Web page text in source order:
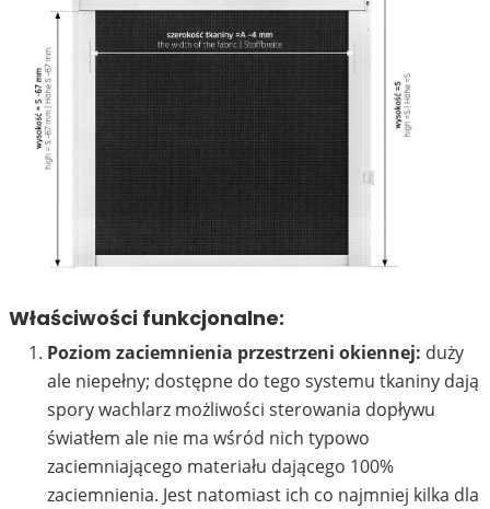
1112 1114
1501 1502
1503
Właściwości funkcjonalne:
Poziom zaciemnienia przestrzeni okiennej: duży
ale niepełny; dostępne do tego systemu tkaniny dają
spory wachlarz możliwości sterowania dopływu
światłem ale nie ma wśród nich typowo
zaciemniającego materiału dającego 100%
zaciemnienia. Jest natomiast ich co najmniej kilka dla